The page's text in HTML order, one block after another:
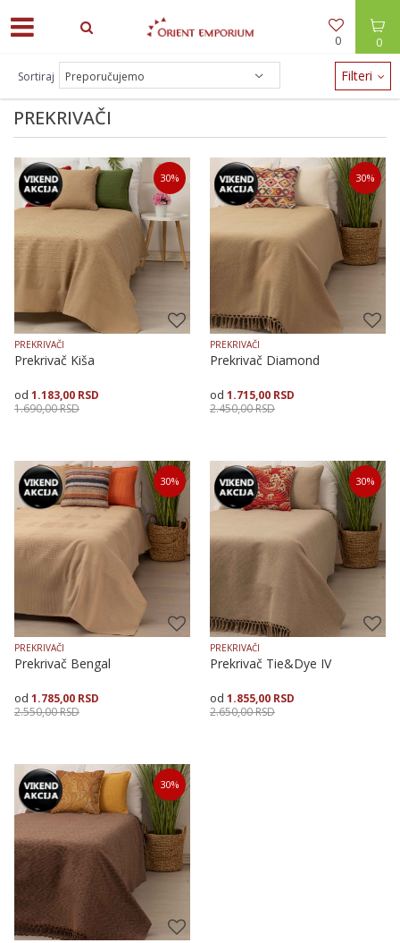
0
0
ODEĆA -30% / NAKIT -20% - zalihe brzo nestaju!
PREKRIVAČI
Sortiraj Filteri
30%
PREKRIVAČI
Prekrivač Kiša
1.183,00 RSD
1.690,00RSD
Veličina
150X225200X250
Dodaj u korpu
30%
PREKRIVAČI
Prekrivač Diamond
1.715,00 RSD
2.450,00RSD
Veličina
150X225200X250
Dodaj u korpu
30%
PREKRIVAČI
Prekrivač Bengal
1.785,00 RSD
2.550,00RSD
Veličina
150X225200X250
Dodaj u korpu
30%
PREKRIVAČI
Prekrivač Tie&Dye IV
1.855,00 RSD
2.650,00RSD
30%